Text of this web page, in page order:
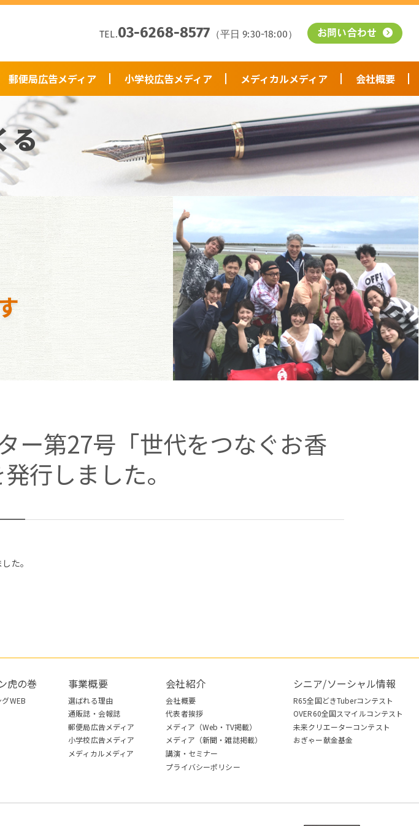
TEL.03-6268-8577 （平日 9:30-18:00） お問い合わせ
郵便局広告メディア 小学校広告メディア メディカルメディア 会社概要
る
ー第27号「世代をつなぐお香
行しました。
た。
虎の巻
WEB
事業概要
選ばれる理由
通販誌・会報誌
郵便局広告メディア
小学校広告メディア
メディカルメディア
会社紹介
会社概要
代表者挨拶
メディア（Web・TV掲載）
メディア（新聞・雑誌掲載）
講演・セミナー
プライバシーポリシー
シニア/ソーシャル情報
R65全国どきTuberコンテスト
OVER60全国スマイルコンテスト
未来クリエーターコンテスト
おぎゃー献金基金